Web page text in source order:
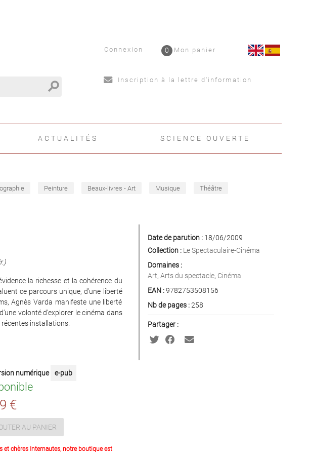
search
Connexion Mon panier
0
Inscription à la lettre d'information
ACTUALITÉS SCIENCE OUVERTE
Peinture Beaux-livres - Art Musique Théâtre
la richesse et la cohérence du
ce parcours unique, d’une liberté
Agnès Varda manifeste une liberté
volonté d’explorer le cinéma dans
installations.
numérique e-pub
€
AU PANIER
et chères Internautes, notre boutique est
Date de parution :18/06/2009
Collection : Le Spectaculaire-Cinéma
Domaines :
Art, Arts du spectacle, Cinéma
EAN :9782753508156
Nb de pages :258
Partager :